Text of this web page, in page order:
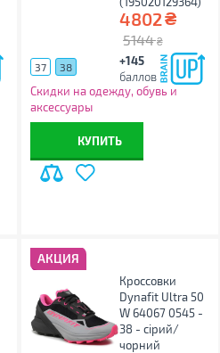
4802₴
5144 ₴
+145
баллов
37 38
Скидки на одежду, обувь и
аксессуары
КУПИТЬ
АКЦИЯ
Кроссовки
Dynafit Ultra 50
W 64067 0545 -
38 - сірий/
чорний